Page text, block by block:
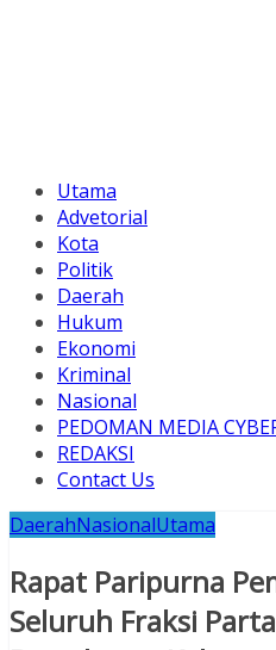
Utama
Advetorial
Kota
Politik
Daerah
Hukum
Ekonomi
Kriminal
Nasional
PEDOMAN MEDIA
REDAKSI
Contact Us
DaerahNasionalUtama
Rapat Paripurna
Seluruh Fraksi